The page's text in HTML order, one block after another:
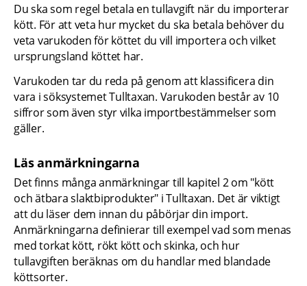
Du ska som regel betala en tullavgift när du importerar
kött. För att veta hur mycket du ska betala behöver du
veta varukoden för köttet du vill importera och vilket
ursprungsland köttet har.
Varukoden tar du reda på genom att klassificera din
vara i söksystemet Tulltaxan. Varukoden består av 10
siffror som även styr vilka importbestämmelser som
gäller.
Läs anmärkningarna
Det finns många anmärkningar till kapitel 2 om "kött
och ätbara slaktbiprodukter" i Tulltaxan. Det är viktigt
att du läser dem innan du påbörjar din import.
Anmärkningarna definierar till exempel vad som menas
med torkat kött, rökt kött och skinka, och hur
tullavgiften beräknas om du handlar med blandade
köttsorter.